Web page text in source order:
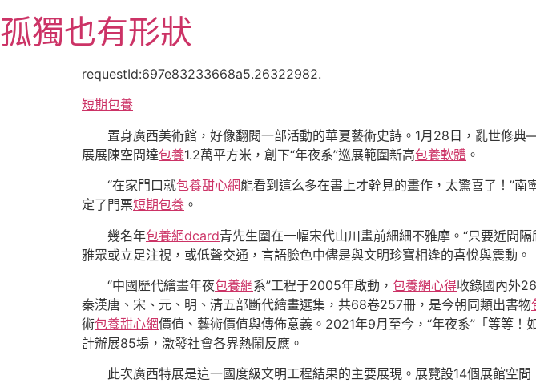
至
主
孤獨也有形狀
requestId:697e83233668a5.26322982.
短期包養
置身廣西美術館，好像翻閱一部活動的華夏藝術史詩。1月28日，亂世修典
展展陳空間達包養1.2萬平方米，創下“年夜系”巡展範圍新高包養軟體 。
“在家門口就包養甜心網能看到這么多在書上才幹見的畫作，太驚喜了！”南
定了門票短期包養 。
幾名年包養網dcard青先生圍在一幅宋代山川畫前細細不雅摩。“只要近間
雅眾或立足注視，或低聲交通，言語臉色中儘是與文明珍寶相逢的喜悅與震動。
“中國歷代繪畫年夜包養網系”工程于2005年啟動， 包養網心得收錄國內外
秦漢唐、宋、元、明、清五部斷代繪畫選集，共68卷257冊，是今朝同類出書物
術包養甜心網價值、藝術價值與傳佈意義。2021年9月至今，“年夜系”「等等！
計辦展85場，激發社會各界熱鬧反應。
此次廣西特展是這一國度級文明工程結果的主要展現。展覽設14個展館空